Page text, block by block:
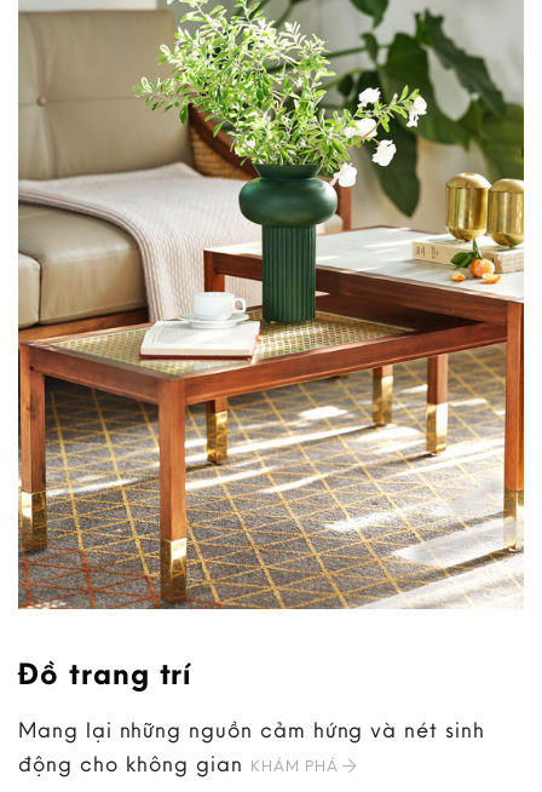
Đồ trang trí
Mang lại những nguồn cảm hứng và nét sinh
động cho không gian KHÁM PHÁ